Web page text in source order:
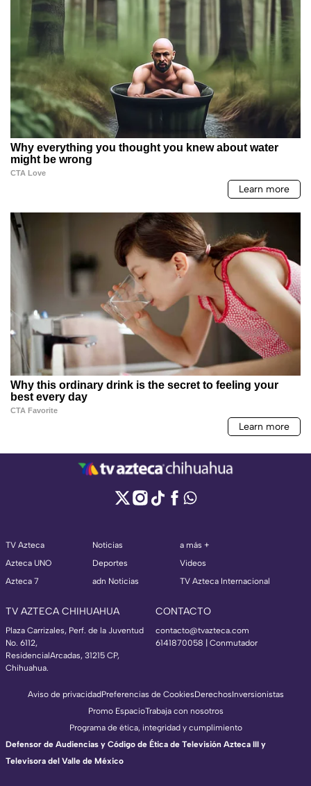
TV Azteca
Azteca UNO
Azteca 7
Noticias
Deportes
adn Noticias
a más +
Videos
TV Azteca Internacional
TV AZTECA CHIHUAHUA
Plaza Carrizales, Perf. de la Juventud
No. 6112,
ResidencialArcadas, 31215 CP,
Chihuahua.
CONTACTO
contacto@tvazteca.com
6141870058 | Conmutador
Aviso de privacidadPreferencias de CookiesDerechosInversionistas
Promo EspacioTrabaja con nosotros
Programa de ética, integridad y cumplimiento
Defensor de Audiencias y Código de Ética de Televisión Azteca III y
Televisora del Valle de México